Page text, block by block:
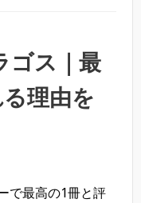
ゴス｜最
理由を
で最高の1冊と評